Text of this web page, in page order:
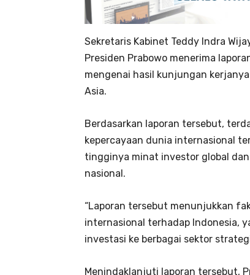
Sekretaris Kabinet Teddy Indra
Presiden Prabowo menerima
mengenai hasil kunjungan
Asia.
Berdasarkan laporan tersebut,
kepercayaan dunia internasional
tingginya minat investor global
nasional.
“Laporan tersebut menunjukkan
internasional terhadap Indonesia,
investasi ke berbagai sektor
Menindaklanjuti laporan tersebut,